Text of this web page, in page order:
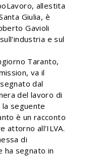
allestita
Giulia, è
Gavioli
e sul
Taranto,
va il
dal
del lavoro di
la seguente
è un racconto
attorno all'ILVA.
di
ha segnato in